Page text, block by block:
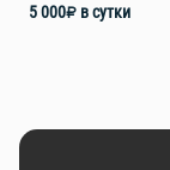
5 000₽ в сутки